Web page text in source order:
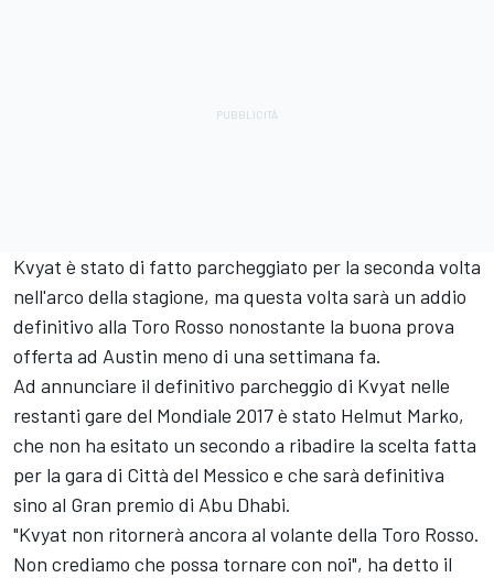
Kvyat è stato di fatto parcheggiato per la seconda volta
nell'arco della stagione, ma questa volta sarà un addio
definitivo alla Toro Rosso nonostante la buona prova
offerta ad Austin meno di una settimana fa.
Ad annunciare il definitivo parcheggio di Kvyat nelle
restanti gare del Mondiale 2017 è stato Helmut Marko,
che non ha esitato un secondo a ribadire la scelta fatta
per la gara di Città del Messico e che sarà definitiva
sino al Gran premio di Abu Dhabi.
"Kvyat non ritornerà ancora al volante della Toro Rosso.
Non crediamo che possa tornare con noi", ha detto il